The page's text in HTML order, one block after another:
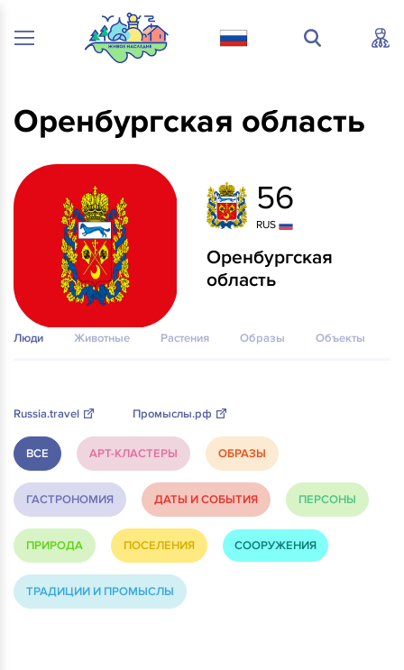
Оренбургская область
56
RUS
Оренбургская
область
Люди Животные Растения Образы Объекты
Russia.travel Промыслы.рф
ВСЕ АРТ-КЛАСТЕРЫ ОБРАЗЫ
ГАСТРОНОМИЯ ДАТЫ И СОБЫТИЯ ПЕРСОНЫ
ПРИРОДА ПОСЕЛЕНИЯ СООРУЖЕНИЯ
ТРАДИЦИИ И ПРОМЫСЛЫ